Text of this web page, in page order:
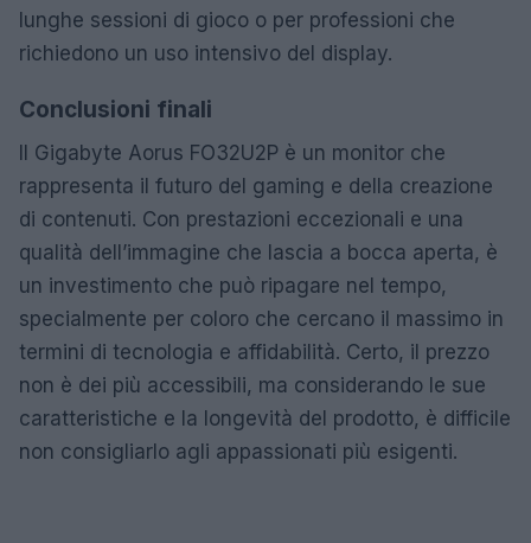
lunghe sessioni di gioco o per professioni che
richiedono un uso intensivo del display.
Conclusioni finali
Il Gigabyte Aorus FO32U2P è un monitor che
rappresenta il futuro del gaming e della creazione
di contenuti. Con prestazioni eccezionali e una
qualità dell’immagine che lascia a bocca aperta, è
un investimento che può ripagare nel tempo,
specialmente per coloro che cercano il massimo in
termini di tecnologia e affidabilità. Certo, il prezzo
non è dei più accessibili, ma considerando le sue
caratteristiche e la longevità del prodotto, è difficile
non consigliarlo agli appassionati più esigenti.